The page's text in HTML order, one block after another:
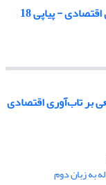
- پیاپی 18
بر تاب‌آوری اقتصادی
به زبان دوم